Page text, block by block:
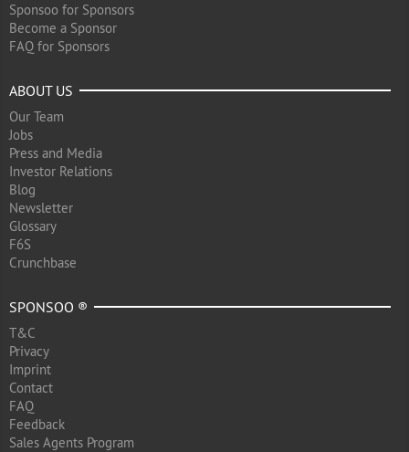
Sponsoo for Sponsors
Become a Sponsor
FAQ for Sponsors
ABOUT US
Our Team
Jobs
Press and Media
Investor Relations
Blog
Newsletter
Glossary
F6S
Crunchbase
SPONSOO ®
T&C
Privacy
Imprint
Contact
FAQ
Feedback
Sales Agents Program